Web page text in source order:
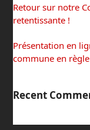
Retour sur notre
retentissante !
Présentation en
commune en
Recent